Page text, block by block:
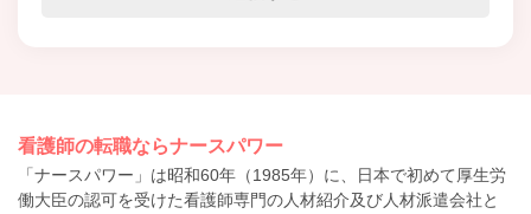
看護師の転職ならナースパワー
「ナースパワー」は昭和60年（1985年）に、日本で初めて厚生労
働大臣の認可を受けた看護師専門の人材紹介及び人材派遣会社と